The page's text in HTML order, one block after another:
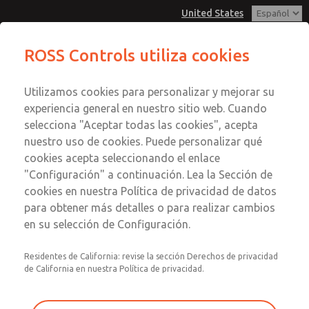
United States
Cuenta
Ver Carrito de Compra
Registrarse
Inscribirse
Serie MD3
MD353EFB2C32S
Enviar esta página por correo
electrónico
Servicio al Cliente
1-800-GET-ROSS
Servicio Tecnico
1-888-TEK-ROSS
ROSS Controls utiliza cookies
Utilizamos cookies para personalizar y mejorar su
experiencia general en nuestro sitio web. Cuando
selecciona "Aceptar todas las cookies", acepta
nuestro uso de cookies. Puede personalizar qué
cookies acepta seleccionando el enlace
"Configuración" a continuación. Lea la Sección de
cookies en nuestra Política de privacidad de datos
para obtener más detalles o para realizar cambios
en su selección de Configuración.
Residentes de California: revise la sección Derechos de privacidad
de California en nuestra Política de privacidad.